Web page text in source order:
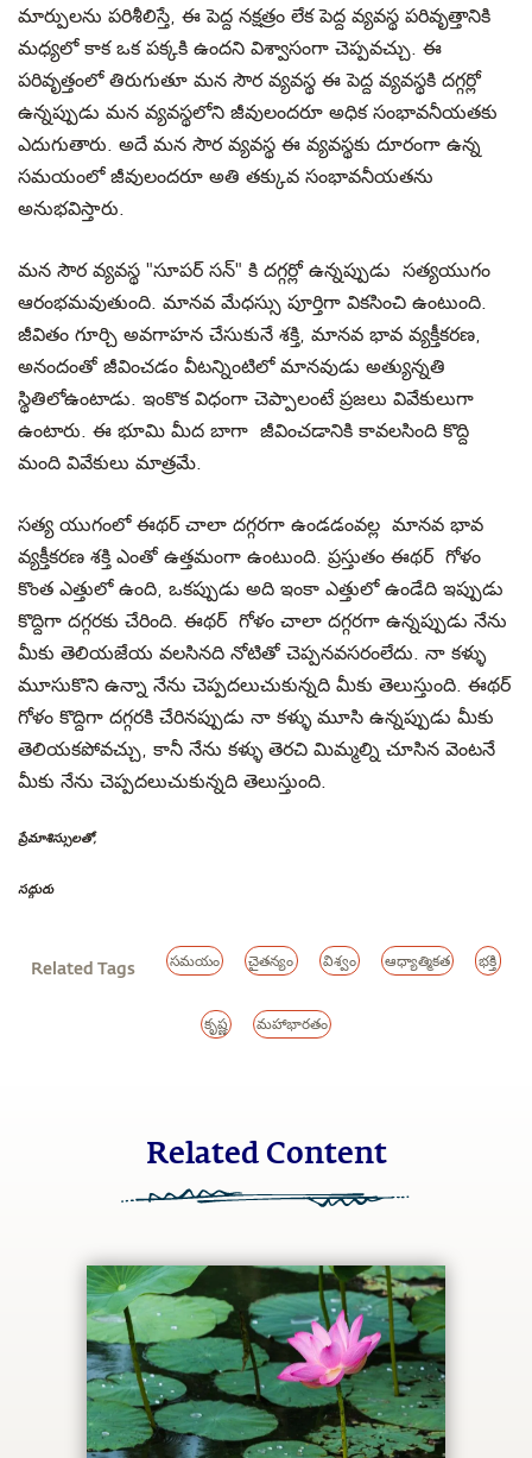
మార్పులను పరిశీలిస్తే, ఈ పెద్ద నక్షత్రం లేక పెద్ద వ్యవస్థ పరివృత్తానికి
మధ్యలో కాక ఒక పక్కకి ఉందని విశ్వాసంగా చెప్పవచ్చు. ఈ
పరివృత్తంలో తిరుగుతూ మన సౌర వ్యవస్థ ఈ పెద్ద వ్యవస్థకి దగ్గర్లో
ఉన్నప్పుడు మన వ్యవస్థలోని జీవులందరూ అధిక సంభావనీయతకు
ఎదుగుతారు. అదే మన సౌర వ్యవస్థ ఈ వ్యవస్థకు దూరంగా ఉన్న
సమయంలో జీవులందరూ అతి తక్కువ సంభావనీయతను
అనుభవిస్తారు.
మన సౌర వ్యవస్థ "సూపర్ సన్" కి దగ్గర్లో ఉన్నప్పుడు సత్యయుగం
ఆరంభమవుతుంది. మానవ మేధస్సు పూర్తిగా వికసించి ఉంటుంది.
జీవితం గూర్చి అవగాహన చేసుకునే శక్తి, మానవ భావ వ్యక్తీకరణ,
అనందంతో జీవించడం వీటన్నింటిలో మానవుడు అత్యున్నతి
స్థితిలోఉంటాడు. ఇంకొక విధంగా చెప్పాలంటే ప్రజలు వివేకులుగా
ఉంటారు. ఈ భూమి మీద బాగా జీవించడానికి కావలసింది కొద్ది
మంది వివేకులు మాత్రమే.
సత్య యుగంలో ఈథర్ చాలా దగ్గరగా ఉండడంవల్ల మానవ భావ
వ్యక్తీకరణ శక్తి ఎంతో ఉత్తమంగా ఉంటుంది. ప్రస్తుతం ఈథర్ గోళం
కొంత ఎత్తులో ఉంది, ఒకప్పుడు అది ఇంకా ఎత్తులో ఉండేది ఇప్పుడు
కొద్దిగా దగ్గరకు చేరింది. ఈథర్ గోళం చాలా దగ్గరగా ఉన్నప్పుడు నేను
మీకు తెలియజేయ వలసినది నోటితో చెప్పనవసరంలేదు. నా కళ్ళు
మూసుకొని ఉన్నా నేను చెప్పదలుచుకున్నది మీకు తెలుస్తుంది. ఈథర్
గోళం కొద్దిగా దగ్గరకి చేరినప్పుడు నా కళ్ళు మూసి ఉన్నప్పుడు మీకు
తెలియకపోవచ్చు, కానీ నేను కళ్ళు తెరచి మిమ్మల్ని చూసిన వెంటనే
మీకు నేను చెప్పదలుచుకున్నది తెలుస్తుంది.
ప్రేమాశిస్సులతో,
సద్గురు
Related Tags సమయం చైతన్యం విశ్వం ఆధ్యాత్మికత భక్తి
కృష్ణ మహాభారతం
Related Content